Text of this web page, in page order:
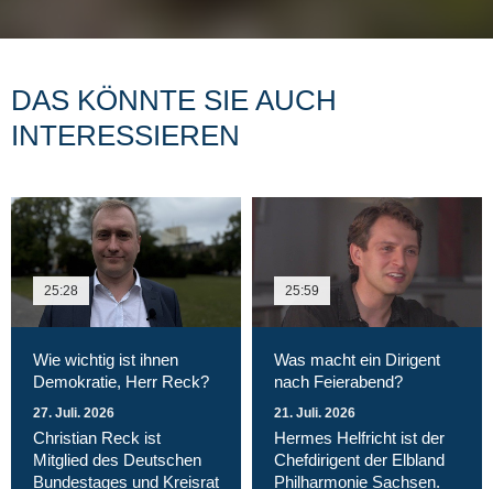
DAS KÖNNTE SIE AUCH
INTERESSIEREN
25:28
Wie wichtig ist ihnen
Demokratie, Herr Reck?
27. Juli. 2026
Christian Reck ist
Mitglied des Deutschen
Bundestages und Kreisrat
25:59
Was macht ein Dirigent
nach Feierabend?
21. Juli. 2026
Hermes Helfricht ist der
Chefdirigent der Elbland
Philharmonie Sachsen.